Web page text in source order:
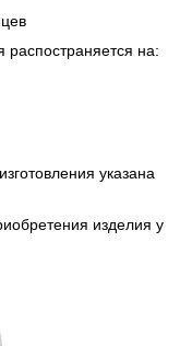
распостраняется на:
указана
изделия у